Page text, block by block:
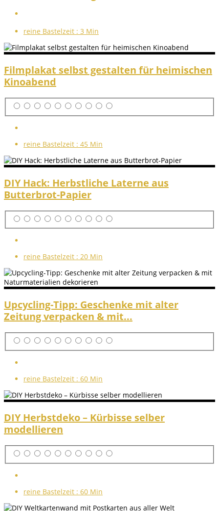
reine Bastelzeit : 3 Min
Filmplakat selbst gestalten für heimischen
Kinoabend
reine Bastelzeit : 45 Min
DIY Hack: Herbstliche Laterne aus
Butterbrot-Papier
reine Bastelzeit : 20 Min
Upcycling-Tipp: Geschenke mit alter
Zeitung verpacken & mit...
reine Bastelzeit : 60 Min
DIY Herbstdeko – Kürbisse selber
modellieren
reine Bastelzeit : 60 Min